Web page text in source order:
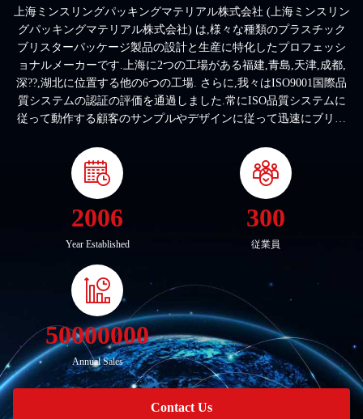
上海ミンスリングパッキングマテリアル株式会社 (上海ミンスリン
グパッキングマテリアル株式会社) は,様々な種類のプラスチック
ブリスターパッケージ製品の設計と生産に特化したプロフェッシ
ョナルメーカーです.上海に2つの工場がある福建,青島,天津,成都,
深??,湖北に位置する他の6つの工場. さらに,我々はISO9001国際品
質システムの認証の評価を通過しました.常にISO品質システムに
従って動作する顧客のサンプルやデザインに従って迅速にブリス
カスタム製のブリスターパッケージング製品も提供できます.PVC
のような素材を使います製品には,食品容器,食品挿入皿,フルーツ
ボックス,ブリスター貝殻,ブリスターカード,ブリスターカバー食
品や果物,野菜,自動車部品,ハードウェアの梱包に広く使用されて
います.,日常用品,医薬品,プレゼント,化粧品,文具,電子機器,おもち
ゃ,医療用品,その他の物品.当社の経営スタイルには,高品質,間に合
州の市場で売れている.近い将来,貴方の尊敬す...
2006
Year Established
300
従業員
50000000
Annual Sales
Contact Us